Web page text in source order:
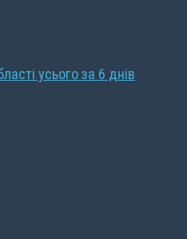
усього за 6 днів